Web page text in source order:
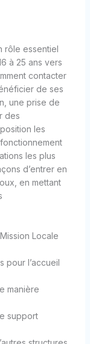
rôle essentiel
à 25 ans vers
contacter
de ses
une prise de
des
les
les plus
d’entrer en
en mettant
Locale
pour l’accueil
manière
support